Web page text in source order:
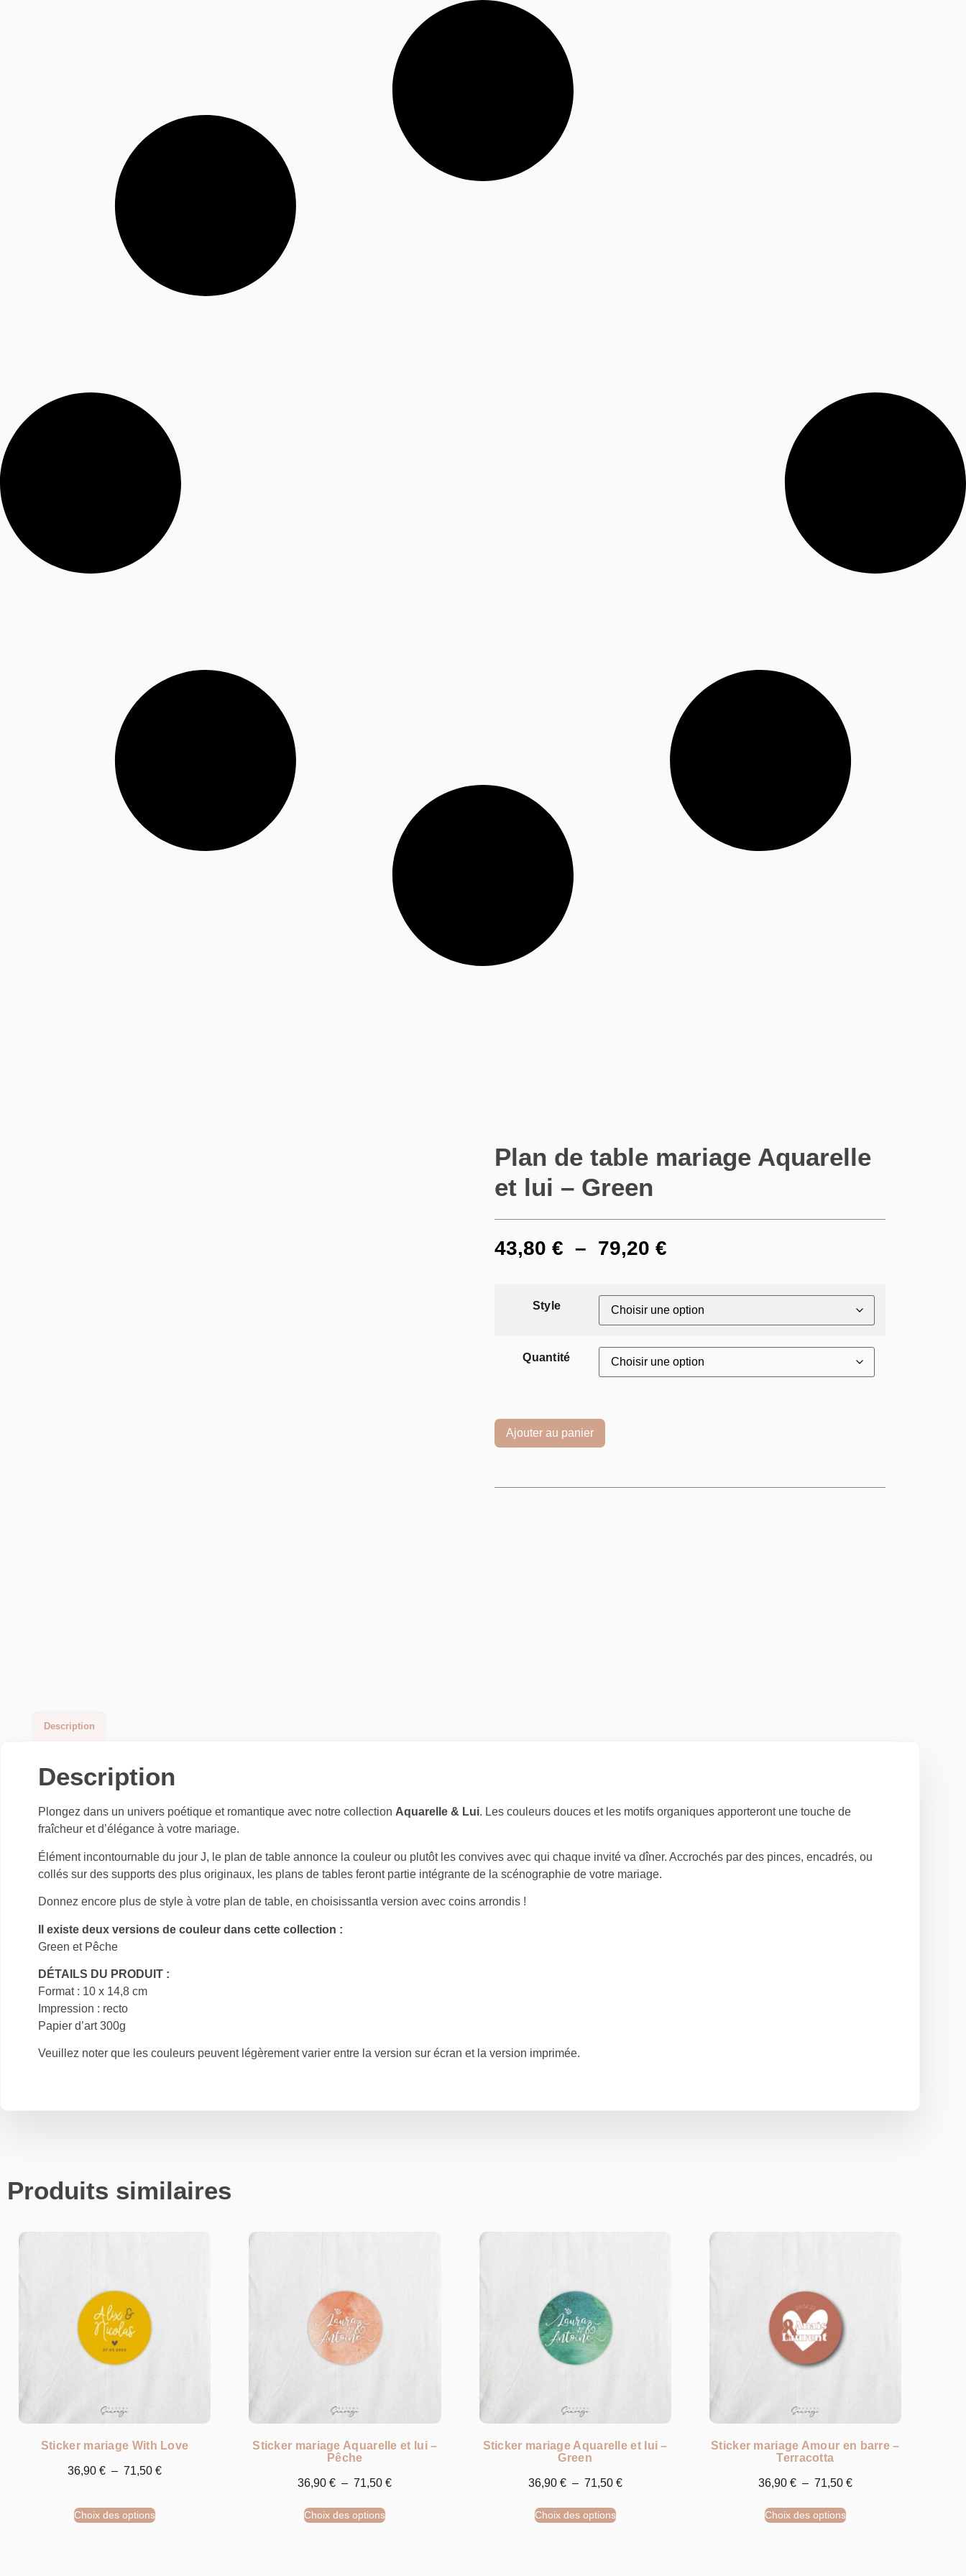
Plan de table mariage Aquarelle
et lui – Green
43,80 € – 79,20 €
Style
Quantité
Ajouter au panier
Description
Description
Plongez dans un univers poétique et romantique avec notre collection Aquarelle & Lui. Les couleurs douces et les motifs organiques apporteront une touche de
fraîcheur et d’élégance à votre mariage.
Élément incontournable du jour J, le plan de table annonce la couleur ou plutôt les convives avec qui chaque invité va dîner. Accrochés par des pinces, encadrés, ou
collés sur des supports des plus originaux, les plans de tables feront partie intégrante de la scénographie de votre mariage.
Donnez encore plus de style à votre plan de table, en choisissantla version avec coins arrondis !
Il existe deux versions de couleur dans cette collection :
Green et Pêche
DÉTAILS DU PRODUIT :
Format : 10 x 14,8 cm
Impression : recto
Papier d’art 300g
Veuillez noter que les couleurs peuvent légèrement varier entre la version sur écran et la version imprimée.
Produits similaires
Sticker mariage With Love
36,90€ – 71,50€
Choix des options
Sticker mariage Aquarelle et lui –
Pêche
36,90€ – 71,50€
Choix des options
Sticker mariage Aquarelle et lui –
Green
36,90 € – 71,50 €
Choix des options
Sticker mariage Amour en barre –
Terracotta
36,90 € – 71,50 €
Choix des options